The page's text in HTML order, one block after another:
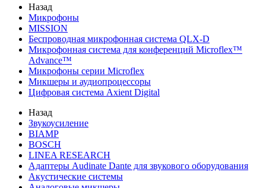
Назад
Микрофоны
MISSION
Беспроводная микрофонная система QLX-D
Микрофонная система для конференций Microflex™
Advance™
Микрофоны серии Microflex
Микшеры и аудиопроцессоры
Цифровая система Axient Digital
Назад
Звукоусиление
BIAMP
BOSCH
LINEA RESEARCH
Адаптеры Audinate Dante для звукового оборудования
Акустические системы